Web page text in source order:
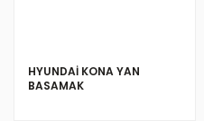
HYUNDAİ KONA YAN
BASAMAK